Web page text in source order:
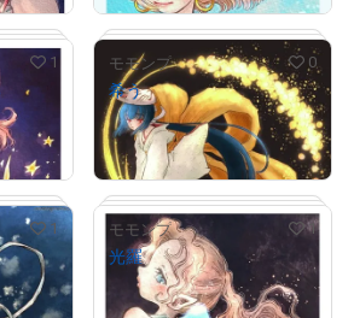
# 1/2 # 1/2
# 1/2 # 1/2
1 モモンプ 0
希う
¥4,000
売出し（初回販売）
1 モモンプ 1
光羅
3,000